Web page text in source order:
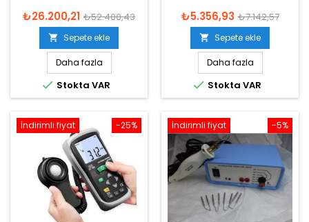
₺26.200,21 ₺52.400,43
 Sepete ekle
Daha fazla
 Stokta VAR
₺5.356,93 ₺7.142,57
 Sepete ekle
Daha fazla
 Stokta VAR
-25%
İndirimli fiyat -5%
İndirimli fiyat